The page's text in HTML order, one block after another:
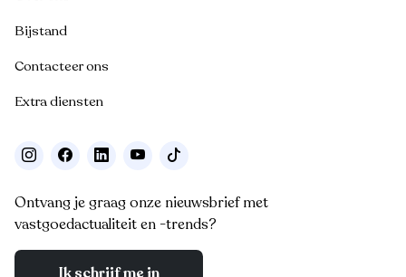
Bijstand
Contacteer ons
Extra diensten
Ontvang je graag onze nieuwsbrief met
vastgoedactualiteit en -trends?
Ik schrijf me in